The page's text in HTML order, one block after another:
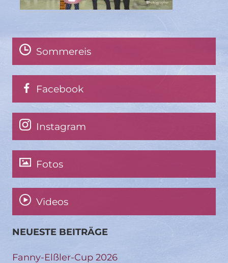
Sommereis
Facebook
Instagram
Fotos
Videos
NEUESTE BEITRÄGE
Fanny-Elßler-Cup 2026